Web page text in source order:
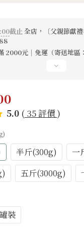
截止 全店，〔父親節獻
2000元｜免運（寄送地區
5.0 (35 評價 )
半斤(300g)
一
五斤(3000g)
罐裝